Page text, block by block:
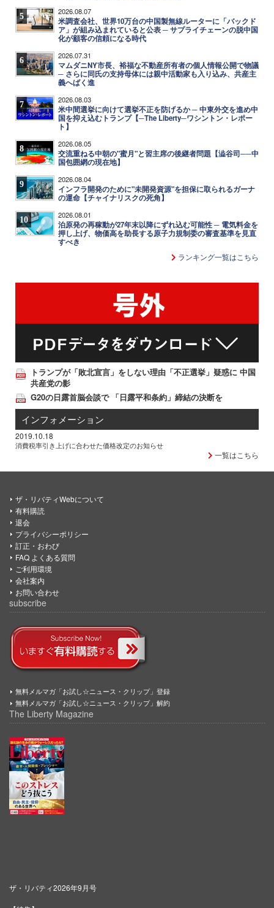
5 2026.08.07
米調査会社、世界10万台の中国製無線ルーターに「バックド
ア」が組み込まれていると公表 ─ サプライチェーンの脱中国
化が顧客の信頼になる時代
6 2026.07.31
マムダニNY市長、裕福な不動産所有者の個人情報公開で物議
─ さらに同氏の支持母体には親中活動家も入り込み、共産主
義へばく進
7 2026.08.03
米中間選挙に向けて選挙不正を防げるか ─ 中東外交を進め中
国を抑え込むトランプ【─The Liberty─ワシントン・レポー
ト】
8 2026.08.05
交流重ねる中朝の"蜜月"と習主席の後継者問題【澁谷司──中
国包囲網の現在地】
9 2026.08.04
インフラ開発のために"未開発資源"を担保に取られるガーナ
の運命【チャイナリスクの死角】
10 2026.08.01
泊原発の再稼動が27年末以降にずれ込む可能性 ─ 電気料金を
押し上げ、物価高を助長する原子力規制委の審査基準を見直
すべき
ランキング一覧はこちら
トランプが「敗北宣言」をしない理由「不正選挙」疑惑に 中国
共産党の影
G20の日露首脳会談で 「日露平和条約」締結の決断を
インフォメーション
2019.10.18
消費税率引き上げに合わせた価格改定のお知らせ
一覧はこちら
ザ・リバティWebについて
有料購読
退会
プライバシーポリシー
訂正・おわび
FAQ よくある質問
ご利用環境
会社案内
お問い合わせ
subscribe
無料メルマガ「お試し☆ニュース・クリップ」登録
無料メルマガ「お試し☆ニュース・クリップ」解約
The Liberty Magazine
ザ・リバティ2026年9月号